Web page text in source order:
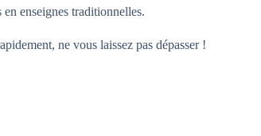
enseignes traditionnelles.
ne vous laissez pas dépasser !